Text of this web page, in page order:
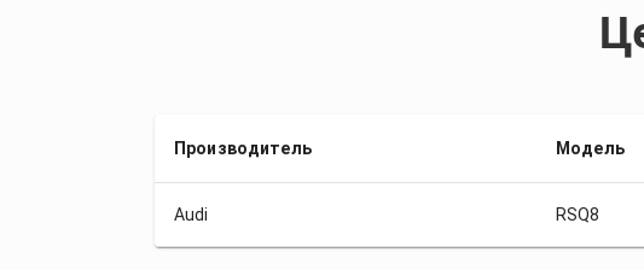
Производитель Модель
Audi RSQ8